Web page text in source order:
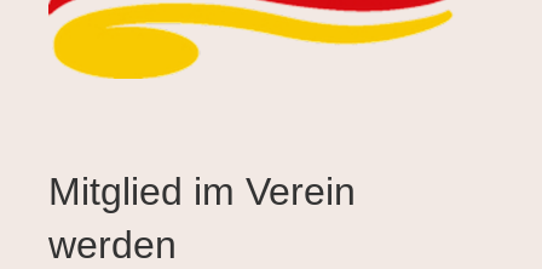
Mitglied im Verein
werden